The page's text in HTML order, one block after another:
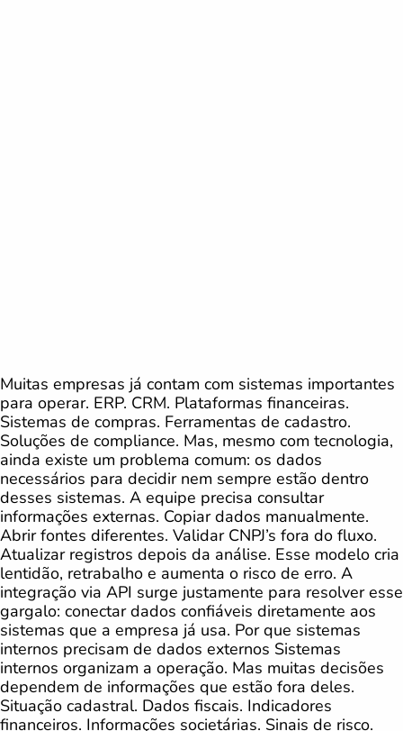
Muitas empresas já contam com sistemas importantes
para operar. ERP. CRM. Plataformas financeiras.
Sistemas de compras. Ferramentas de cadastro.
Soluções de compliance. Mas, mesmo com tecnologia,
ainda existe um problema comum: os dados
necessários para decidir nem sempre estão dentro
desses sistemas. A equipe precisa consultar
informações externas. Copiar dados manualmente.
Abrir fontes diferentes. Validar CNPJ’s fora do fluxo.
Atualizar registros depois da análise. Esse modelo cria
lentidão, retrabalho e aumenta o risco de erro. A
integração via API surge justamente para resolver esse
gargalo: conectar dados confiáveis diretamente aos
sistemas que a empresa já usa. Por que sistemas
internos precisam de dados externos Sistemas
internos organizam a operação. Mas muitas decisões
dependem de informações que estão fora deles.
Situação cadastral. Dados fiscais. Indicadores
financeiros. Informações societárias. Sinais de risco.